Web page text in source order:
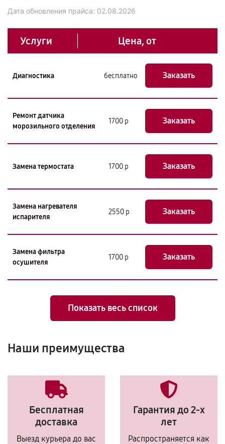
Дата обновления прайса: 02.08.2026
Услуги Цена, от
Диагностика бесплатно Заказать
Ремонт датчика
морозильного отделения
1700 р Заказать
Замена термостата 1700 р Заказать
Замена нагревателя
испарителя
2550 р Заказать
Замена фильтра
осушителя
1700 р Заказать
Показать весь список
Наши преимущества
Бесплатная
доставка
Выезд курьера до вас
Гарантия до 2-х
лет
Распространяется как